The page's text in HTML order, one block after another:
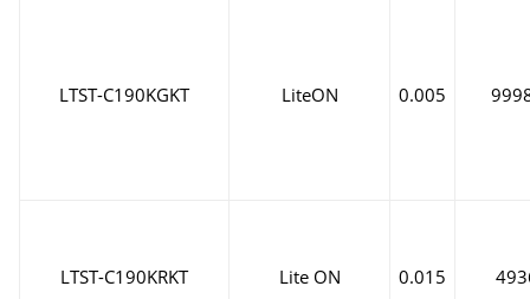
LTST-C190KGKT LiteON 0.005
LTST-C190KRKT Lite ON 0.015